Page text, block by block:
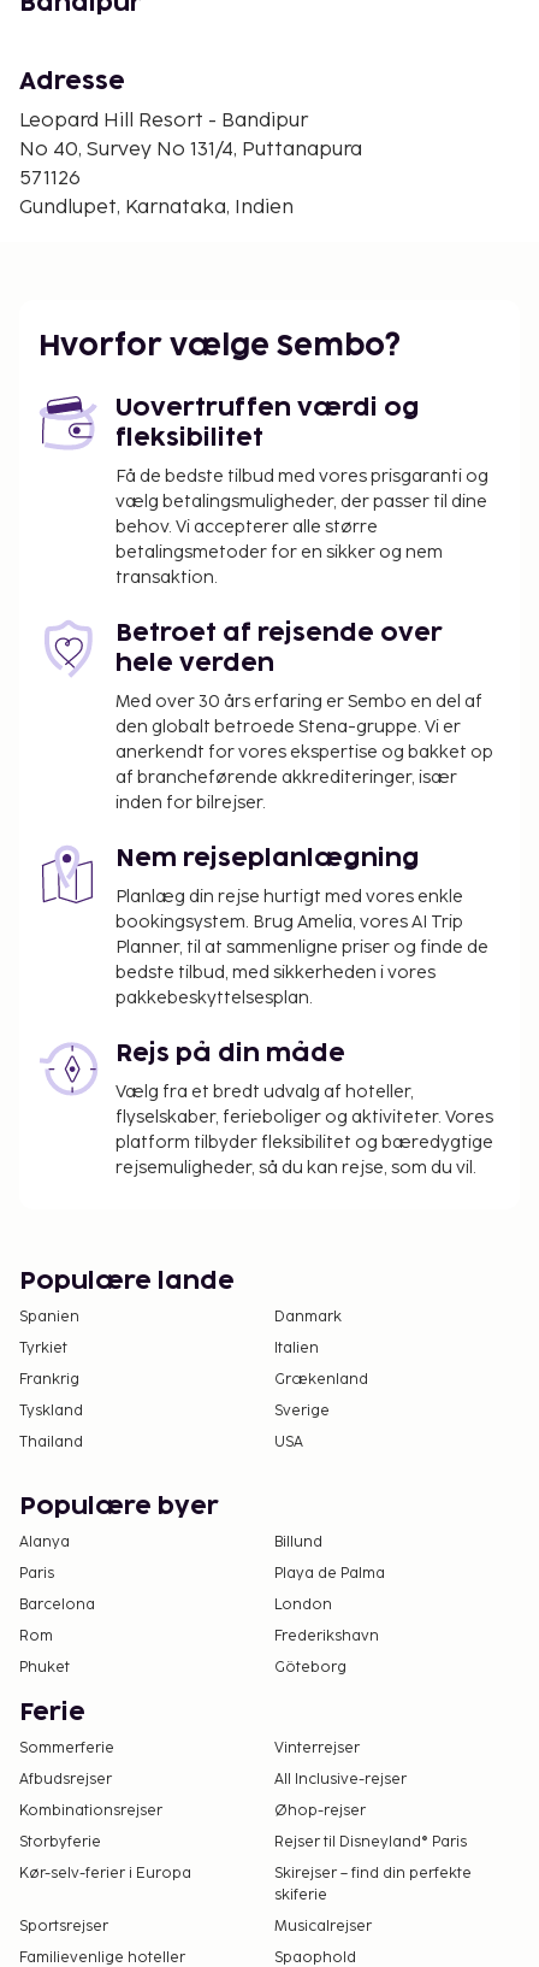
Government Botaniske haver - 38,8 km
Wax World - 39,1 km
Regeringsmuseum - 39,1 km
Kabini-dæmningen - 39,2 km
Den nærmeste lufthavn er:
Mysore (MYQ) - 46,3 km
Den foretrukne lufthavn for Leopard Hill Resort -
Bandipur er Bengaluru (BLR-Kempegowda
Gratis selvstændig parkering er til rådighed på
stedet. Dette resort har særlige rygeområder. Dette
resort tilbyder roomservice (i et begrænset antal
timer) på værelset.
Gebyr for ekstra seng: 2500.0 INR pr. dag
Ovenstående liste er muligvis ikke fuldstændig.
Gebyrer og depositummer inkluderer muligvis ikke
skat og kan ændres uden varsel.
gælder også servicedyr som f.eks. førerhunde.
Adresse
Leopard Hill Resort - Bandipur
No 40, Survey No 131/4, Puttanapura
571126
Gundlupet, Karnataka, Indien
Hvorfor vælge Sembo?
Uovertruffen værdi og
fleksibilitet
Få de bedste tilbud med vores prisgaranti og
vælg betalingsmuligheder, der passer til dine
behov. Vi accepterer alle større
betalingsmetoder for en sikker og nem
transaktion.
Betroet af rejsende over
hele verden
Med over 30 års erfaring er Sembo en del af
den globalt betroede Stena-gruppe. Vi er
anerkendt for vores ekspertise og bakket op
af brancheførende akkrediteringer, især
inden for bilrejser.
Nem rejseplanlægning
Planlæg din rejse hurtigt med vores enkle
bookingsystem. Brug Amelia, vores AI Trip
Planner, til at sammenligne priser og finde de
bedste tilbud, med sikkerheden i vores
pakkebeskyttelsesplan.
Rejs på din måde
Vælg fra et bredt udvalg af hoteller,
flyselskaber, ferieboliger og aktiviteter. Vores
platform tilbyder fleksibilitet og bæredygtige
rejsemuligheder, så du kan rejse, som du vil.
Populære lande
Spanien
Danmark
Tyrkiet
Italien
Frankrig
Grækenland
Tyskland
Sverige
Thailand
USA
Populære byer
Alanya
Billund
Paris
Playa de Palma
Barcelona
London
Rom
Frederikshavn
Phuket
Göteborg
Ferie
Sommerferie
Vinterrejser
Afbudsrejser
All Inclusive-rejser
Kombinationsrejser
Øhop-rejser
Storbyferie
Rejser til Disneyland® Paris
Kør-selv-ferier i Europa
Skirejser – find din perfekte
skiferie
Sportsrejser
Musicalrejser
Familievenlige hoteller
Spaophold